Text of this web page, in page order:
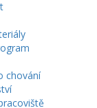
chování